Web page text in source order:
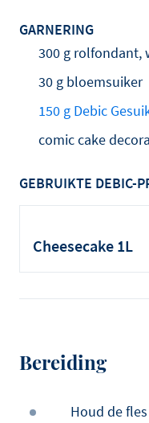
GARNERING
300 g rolfondant,
30 g bloemsuiker
150 g Debic
comic cake
GEBRUIKTE DEBIC-
Cheesecake 1L
Bereiding
Houd de